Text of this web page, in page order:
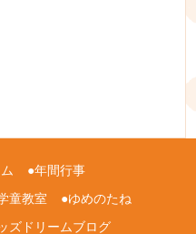
年間行事
童教室
ゆめのたね
ズドリームブログ